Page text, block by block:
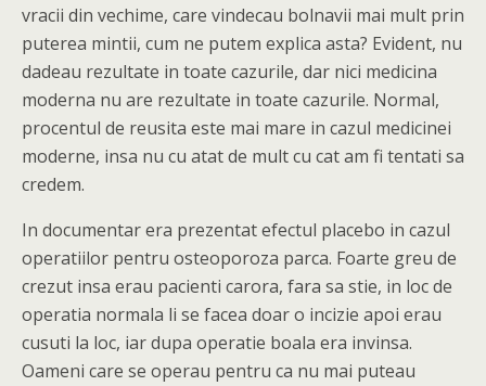
vracii din vechime, care vindecau bolnavii mai mult prin
puterea mintii, cum ne putem explica asta? Evident, nu
dadeau rezultate in toate cazurile, dar nici medicina
moderna nu are rezultate in toate cazurile. Normal,
procentul de reusita este mai mare in cazul medicinei
moderne, insa nu cu atat de mult cu cat am fi tentati sa
credem.
In documentar era prezentat efectul placebo in cazul
operatiilor pentru osteoporoza parca. Foarte greu de
crezut insa erau pacienti carora, fara sa stie, in loc de
operatia normala li se facea doar o incizie apoi erau
cusuti la loc, iar dupa operatie boala era invinsa.
Oameni care se operau pentru ca nu mai puteau